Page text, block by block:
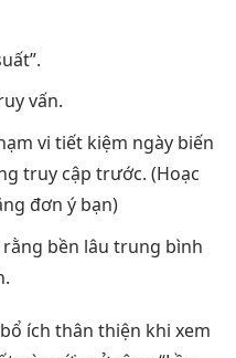
vấn.
vi tiết kiệm ngày biến
truy cập trước. (Hoạc
đơn ý bạn)
bền lâu trung bình
bổ ích thân thiện khi xem